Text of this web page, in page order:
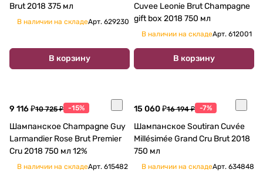
Brut 2018 375 мл
В наличии на складеАрт. 629230
В корзину
Cuvee Leonie Brut Champagne
gift box 2018 750 мл
В наличии на складеАрт. 612001
В корзину
9 116 ₽10 725 ₽ -15%
Шампанское Champagne Guy
Larmandier Rose Brut Premier
Cru 2018 750 мл 12%
В наличии на складеАрт. 615482
15 060 ₽16 194 ₽ -7%
Шампанское Soutiran Cuvée
Millésimée Grand Cru Brut 2018
750 мл
В наличии на складеАрт. 634848